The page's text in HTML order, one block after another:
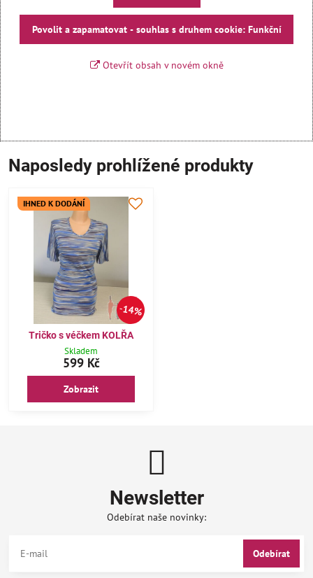
Povolit a zapamatovat - souhlas s druhem cookie: Funkční
Otevřít obsah v novém okně
Naposledy prohlížené produkty
14%
IHNED K DODÁNÍ
Tričko s véčkem KOLŘA
Skladem
599 Kč
Zobrazit
Newsletter
Odebírat naše novinky:
Odebírat